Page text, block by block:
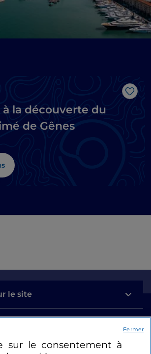
à la découverte du
de Gênes
le site
sur le consentement à
Fermer